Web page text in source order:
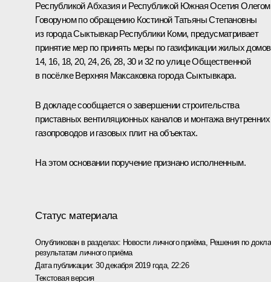
Республикой Абхазия и Республикой Южная Осетия Олегом
Говоруном по обращению Костиной Татьяны Степановны
из города Сыктывкар Республики Коми, предусматривает
принятие мер по принять меры по газификации жилых домов
14, 16, 18, 20, 24, 26, 28, 30 и 32 по улице Общественной
в посёлке Верхняя Максаковка города Сыктывкара.
В докладе сообщается о завершении строительства
приставных вентиляционных каналов и монтажа внутренних
газопроводов и газовых плит на объектах.
На этом основании поручение признано исполненным.
Статус материала
Опубликован в разделах: Новости личного приёма, Решения по
результатам личного приёма
Дата публикации:30 декабря 2019 года, 22:26
Текстовая версия